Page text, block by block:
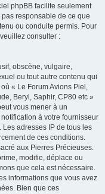
phpBB facilite seulement
pas responsable de ce que
ou conduite permis. Pour
consulter :
obscène, vulgaire,
ou tout autre contenu qui
« Le Forum Avions Piel,
Beryl, Saphir, CP80 etc »
vous mener à un
à votre fournisseur
Les adresses IP de tous les
de ces conditions.
aux Pierres Précieuses.
modifie, déplace ou
que cela est nécessaire.
informations que vous avez
Bien que ces